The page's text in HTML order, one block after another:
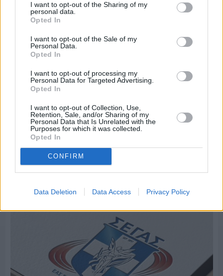
I want to opt-out of the Sharing of my
personal data.
Opted In
I want to opt-out of the Sale of my
Personal Data.
Opted In
I want to opt-out of processing my
Personal Data for Targeted Advertising.
Opted In
I want to opt-out of Collection, Use,
Retention, Sale, and/or Sharing of my
Personal Data that Is Unrelated with the
Purposes for which it was collected.
Opted In
CONFIRM
Data Deletion Data Access Privacy Policy
Πριν 7 ημέρες
Μία μικρή αλλά αναγκαία ανάπαυλα για την
ομάδα του «Πολίτη»